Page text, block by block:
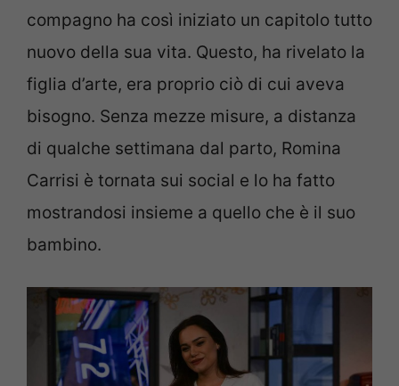
compagno ha così iniziato un capitolo tutto
nuovo della sua vita. Questo, ha rivelato la
figlia d’arte, era proprio ciò di cui aveva
bisogno. Senza mezze misure, a distanza
di qualche settimana dal parto, Romina
Carrisi è tornata sui social e lo ha fatto
mostrandosi insieme a quello che è il suo
bambino.